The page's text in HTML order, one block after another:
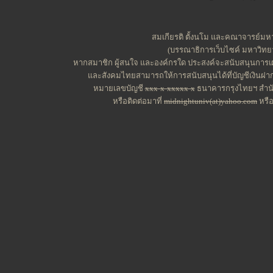
สมเกียรติ ตั้งนโม และคณาจารย์มห
(บรรณาธิการเว็บไซค์ มหาวิท
หากสมาชิก ผู้สนใจ และองค์กรใด ประสงค์จะสนับสนุนกา
และสังคมไทยสามารถให้การสนับสนุนได้ที่บัญชีเงินฝ
หมายเลขบัญชีxxx-x-xxxxx-xธนาคารกรุงไทยฯ สำ
หรือติดต่อมาที่ midnightuniv(at)yahoo.com หรื